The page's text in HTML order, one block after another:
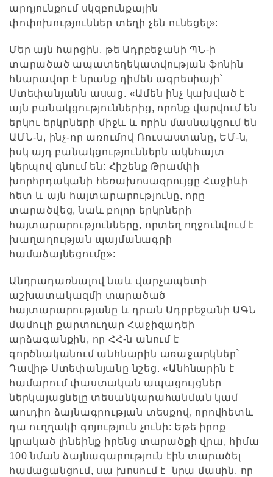
արդյունքում սկզբունքային
փոփոխություններ տեղի չեն ունեցել»:
Մեր այն հարցին, թե Ադրբեջանի ՊՆ-ի
տարածած ապատեղեկատվության ֆոնին
հնարավոր է նրանք դիմեն ագրեսիայի՝
Ստեփանյանն ասաց. «Ամեն ինչ կախված է
այն բանակցություններից, որոնք վարվում են
երկու երկրների միջև և որին մասնակցում են
ԱՄՆ-ն, ինչ-որ առումով Ռուսաստանը, ԵՄ-ն,
իսկ այդ բանակցություններն ակնհայտ
կերպով գնում են: Հիշենք Թրամփի
խորհրդականի հեռախոսազրույցը Հաջիևի
հետ և այն հայտարարությունը, որը
տարածվեց, նաև բոլոր երկրների
հայտարարությունները, որտեղ ողջունվում է
խաղաղության պայմանագրի
համաձայնեցումը»:
Անդրադառնալով նաև վարչապետի
աշխատակազմի տարածած
հայտարարությանը և դրան Ադրբեջանի ԱԳՆ
մամուլի քարտուղար Հաջիզադեի
արձագանքին, որ ՀՀ-ն անում է
գործնականում անհնարին առաջարկներ՝
Դավիթ Ստեփանյանը նշեց. «Անհնարին է
համարում փաստական ապացույցներ
ներկայացնելը տեսանկարահանման կամ
աուդիո ձայնագրության տեսքով, որովհետև
դա ուղղակի գոյություն չունի: Եթե իրոք
կրակած լինեինք իրենց տարածքի վրա, հիմա
100 նման ձայնագարություն էին տարածել
համացանցում, սա խոսում է նրա մասին, որ